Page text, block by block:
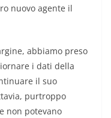
nuovo agente il
abbiamo preso
i dati della
il suo
purtroppo
non potevano